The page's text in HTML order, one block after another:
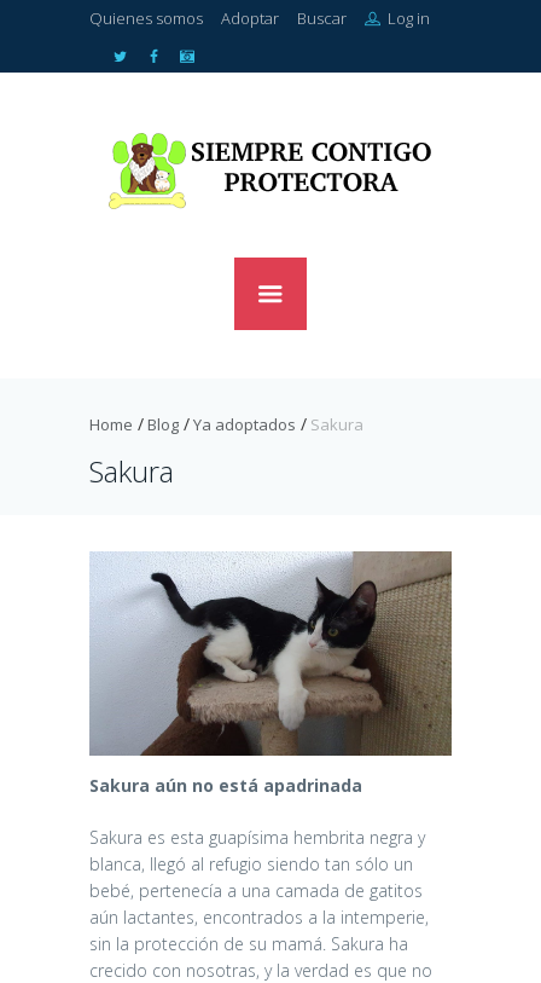
Quienes somos Adoptar Buscar Log in
Home Blog Ya adoptados Sakura
Sakura
Sakura aún no está apadrinada
Sakura es esta guapísima hembrita negra y
blanca, llegó al refugio siendo tan sólo un
bebé, pertenecía a una camada de gatitos
aún lactantes, encontrados a la intemperie,
sin la protección de su mamá. Sakura ha
crecido con nosotras, y la verdad es que no